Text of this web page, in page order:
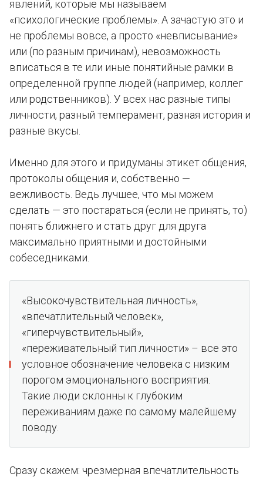
явлений, которые мы называем
«психологические проблемы». А зачастую это и
не проблемы вовсе, а просто «невписывание»
или (по разным причинам), невозможность
вписаться в те или иные понятийные рамки в
определенной группе людей (например, коллег
или родственников). У всех нас разные типы
личности, разный темперамент, разная история и
разные вкусы.
Именно для этого и придуманы этикет общения,
протоколы общения и, собственно —
вежливость. Ведь лучшее, что мы можем
сделать — это постараться (если не принять, то)
понять ближнего и стать друг для друга
максимально приятными и достойными
собеседниками.
«Высокочувствительная личность»,
«впечатлительный человек»,
«гиперчувствительный»,
«переживательный тип личности» – все это
условное обозначение человека с низким
порогом эмоционального восприятия.
Такие люди склонны к глубоким
переживаниям даже по самому малейшему
поводу.
Сразу скажем: чрезмерная впечатлительность